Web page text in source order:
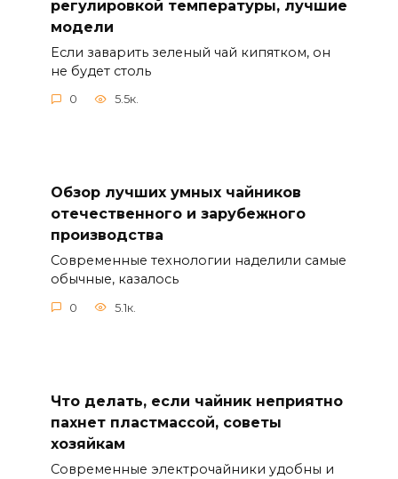
регулировкой температуры, лучшие
модели
Если заварить зеленый чай кипятком, он
не будет столь
0 5.5к.
Обзор лучших умных чайников
отечественного и зарубежного
производства
Современные технологии наделили самые
обычные, казалось
0 5.1к.
Что делать, если чайник неприятно
пахнет пластмассой, советы
хозяйкам
Современные электрочайники удобны и